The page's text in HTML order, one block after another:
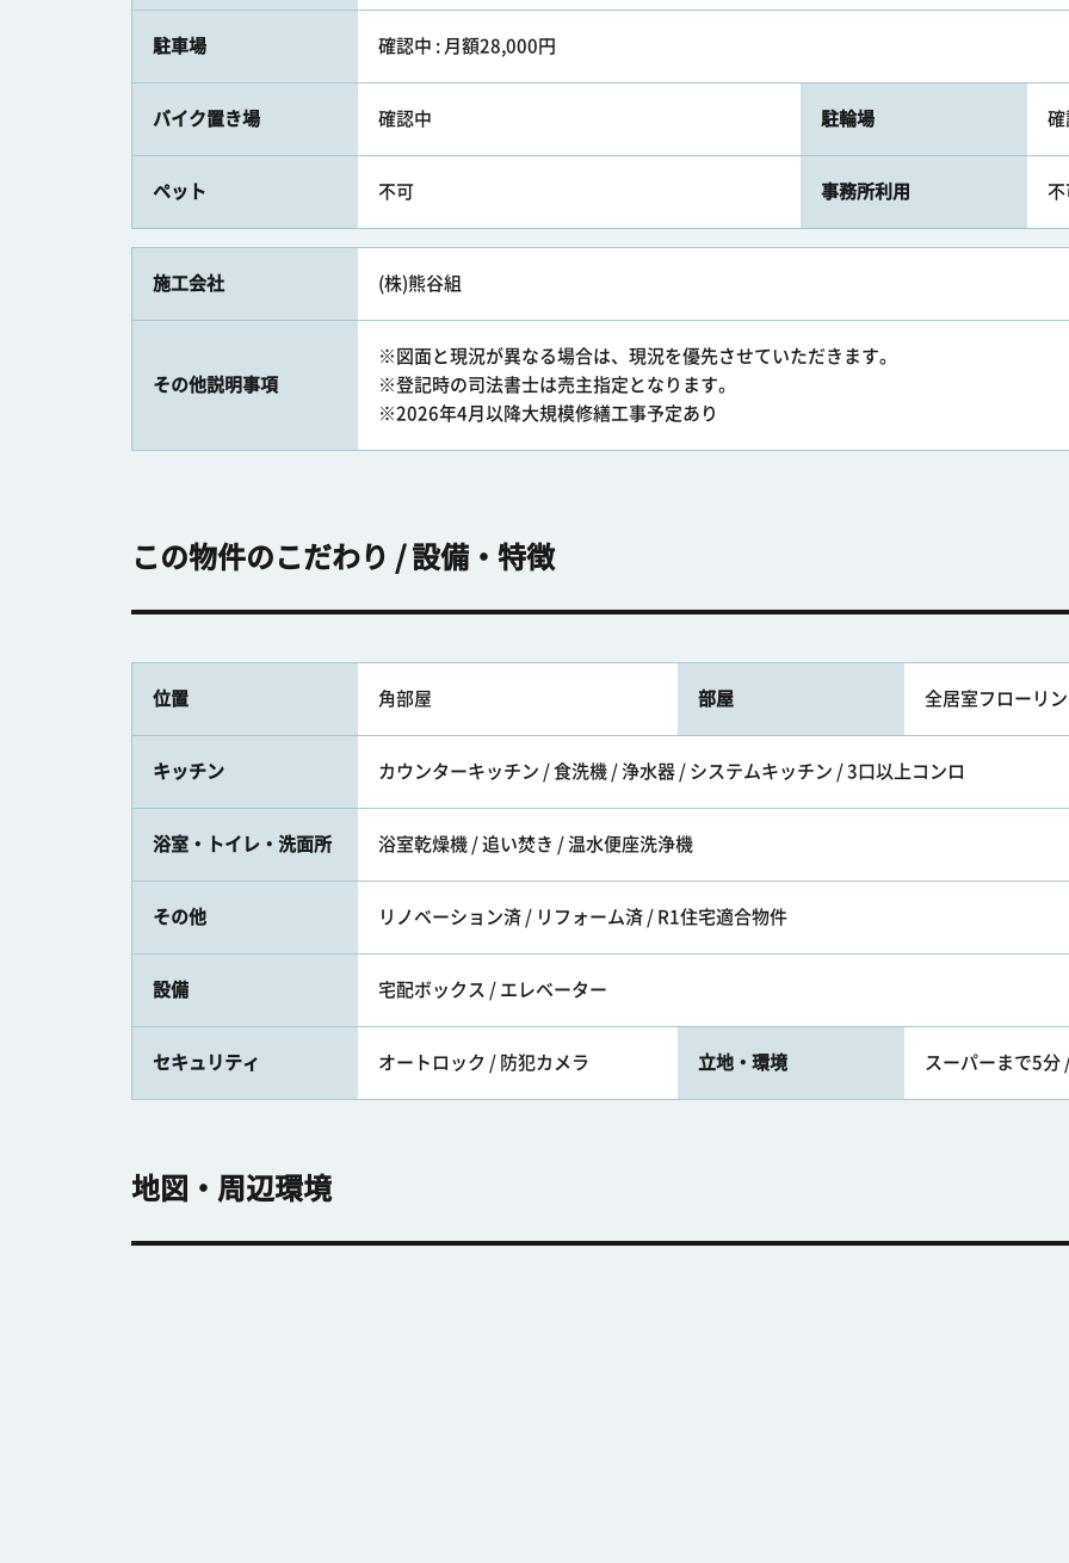
駐車場 確認中 : 月額28,000円
バイク置き場 確認中 駐輪場 確
ペット 不可 事務所利用 不
施工会社 (株)熊谷組
その他説明事項
※図面と現況が異なる場合は、現況を優先させていただきます。
※登記時の司法書士は売主指定となります。
※2026年4月以降大規模修繕工事予定あり
この物件のこだわり / 設備・特徴
位置 角部屋 部屋 全居室フローリ
キッチン カウンターキッチン / 食洗機 / 浄水器 / システムキッチン / 3口以上コンロ
浴室・トイレ・洗面所 浴室乾燥機 / 追い焚き / 温水便座洗浄機
その他 リノベーション済 / リフォーム済 / R1住宅適合物件
設備 宅配ボックス / エレベーター
セキュリティ オートロック / 防犯カメラ 立地・環境 スーパーまで5分
地図・周辺環境